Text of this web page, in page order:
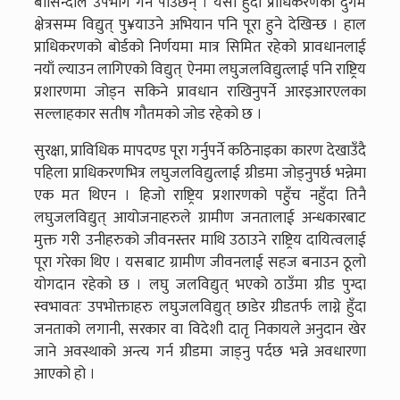
क्षेत्रसम्म विद्युत् पु¥याउने अभियान पनि पूरा हुने देखिन्छ । हाल
प्राधिकरणको बोर्डको निर्णयमा मात्र सिमित रहेको प्रावधानलाई
नयाँ ल्याउन लागिएको विद्युत् ऐनमा लघुजलविद्युत्लाई पनि राष्ट्रिय
प्रशारणमा जोड्न सकिने प्रावधान राखिनुपर्ने आरइआरएलका
सल्लाहकार सतीष गौतमको जोड रहेको छ ।
सुरक्षा, प्राविधिक मापदण्ड पूरा गर्नुपर्ने कठिनाइका कारण देखाउँदै
पहिला प्राधिकरणभित्र लघुजलविद्युत्लाई ग्रीडमा जोड्नुपर्छ भन्नेमा
एक मत थिएन । हिजो राष्ट्रिय प्रशारणको पहुँच नहुँदा तिनै
लघुजलविद्युत् आयोजनाहरुले ग्रामीण जनतालाई अन्धकारबाट
मुक्त गरी उनीहरुको जीवनस्तर माथि उठाउने राष्ट्रिय दायित्वलाई
पूरा गरेका थिए । यसबाट ग्रामीण जीवनलाई सहज बनाउन ठूलो
योगदान रहेको छ । लघु जलविद्युत् भएको ठाउँमा ग्रीड पुग्दा
स्वभावतः उपभोक्ताहरु लघुजलविद्युत् छाडेर ग्रीडतर्फ लाग्ने हुँदा
जनताको लगानी, सरकार वा विदेशी दातृ निकायले अनुदान खेर
जाने अवस्थाको अन्त्य गर्न ग्रीडमा जाड्नु पर्दछ भन्ने अवधारणा
आएको हो ।